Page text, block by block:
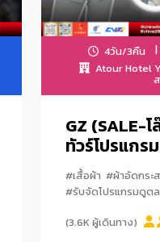
4วัน/3คืน
Atour Hotel
GZ (SALE-
ทัวร์โปรแกร
#เสื้อผ้า #ผ้าอัดกระ
#รับจัดโปรแกรมดูต
(3.6K ผู้เดินทาง)